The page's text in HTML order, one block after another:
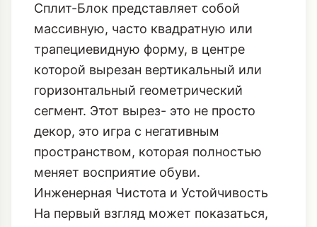
Сплит-Блок представляет собой
массивную, часто квадратную или
трапециевидную форму, в центре
которой вырезан вертикальный или
горизонтальный геометрический
сегмент. Этот вырез- это не просто
декор, это игра с негативным
пространством, которая полностью
меняет восприятие обуви.
Инженерная Чистота и Устойчивость
На первый взгляд может показаться,